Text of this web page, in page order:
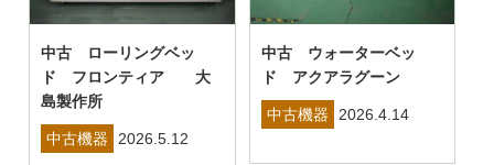
中古 ローリングベッ
ド フロンティア 大
島製作所
中古機器 2026.5.12
中古 ウォーターベッ
ド アクアラグーン
中古機器 2026.4.14